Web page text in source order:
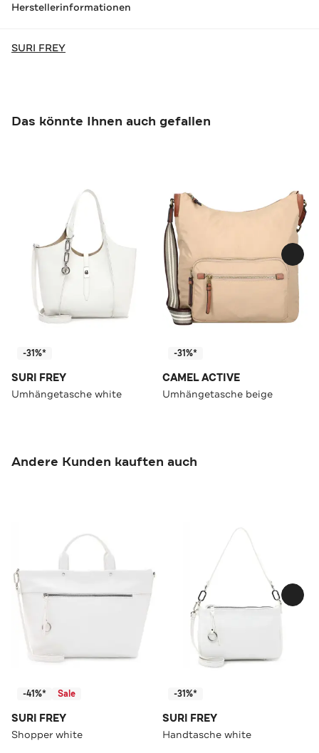
Herstellerinformationen
SURI FREY
Das könnte Ihnen auch gefallen
-31%*
SURI FREY
Umhängetasche white
-31%*
CAMEL ACTIVE
Umhängetasche beige
Andere Kunden kauften auch
-41%* Sale
SURI FREY
Shopper white
-31%*
SURI FREY
Handtasche white